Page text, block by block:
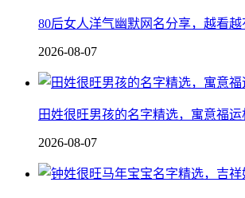
80后女人洋气幽默网名分享，越看越
2026-08-07
田姓很旺男孩的名字精选，寓意福运
2026-08-07